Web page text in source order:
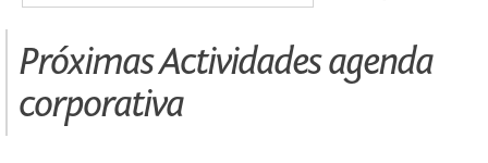
Próximas Actividades agenda
corporativa